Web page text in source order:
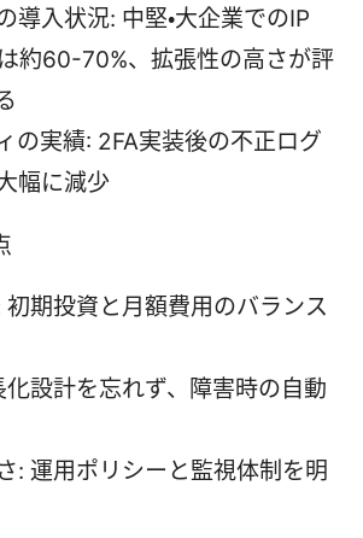
導入状況: 中堅・大企業でのIP
約60-70%、拡張性の高さが評
の実績: 2FA実装後の不正ログ
幅に減少
初期投資と月額費用のバランス
化設計を忘れず、障害時の自動
: 運用ポリシーと監視体制を明